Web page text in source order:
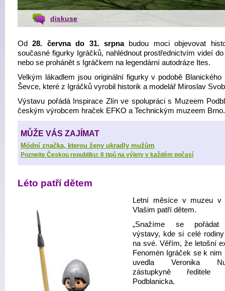
diskuse
Od28. června do 31. srpna budou moci objevovat
současné figurky Igráčků, nahlédnout prostřednictvím videí
nebo se prohánět s Igráčkem na legendární autodráze Ites.
Velkým lákadlem jsou originální figurky v podobě Blanického
Ševce, které z Igráčků vyrobil historik a modelář Miroslav
Výstavu pořádá Inspirace Zlín ve spolupráci s Muzeem
českým výrobcem hraček EFKO a Technickým muzeem Brno.
MŮŽE VÁS ZAJÍMAT
Módní značka, kterou ženy ukradly mužům
Poznejte Českou republiku: 8 tipů na výlety v každém počasí
Léto patří dětem
Letní měsíce v muzeu v
Vlašim patří dětem.
„Snažíme se pořádat
výstavy, kde si celé rodiny
na své. Věřím, že letošní
Fenomén Igráček se k nim
uvedla Veronika
zástupkyně ředitele
Podblanicka.